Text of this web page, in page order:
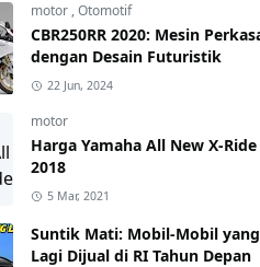
motor ,Otomotif
CBR250RR 2020: Mesin
dengan Desain Futuristik
22 Jun, 2024
motor
Harga Yamaha All New X-Ride
2018
5 Mar, 2021
Suntik Mati: Mobil-Mobil
Lagi Dijual di RI Tahun Depan